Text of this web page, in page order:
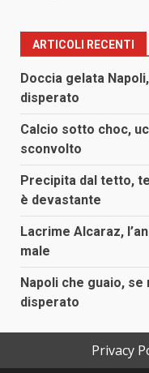
ARTICOLI RECENTI
Doccia gelata
disperato
Calcio sotto choc,
sconvolto
Precipita dal tetto,
è devastante
Lacrime Alcaraz,
male
Napoli che guaio, se
disperato
Privacy